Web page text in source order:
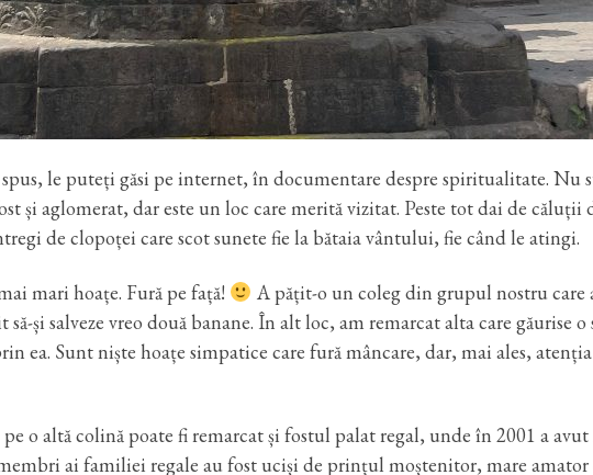
le puteți găsi pe internet, în documentare despre spiritualitate. Nu
și aglomerat, dar este un loc care merită vizitat. Peste tot dai de căluții
de clopoței care scot sunete fie la bătaia vântului, fie când le atingi.
mari hoațe. Fură pe față!
A pățit-o un coleg din grupul nostru care
și salveze vreo două banane. În alt loc, am remarcat alta care găurise o
ea. Sunt niște hoațe simpatice care fură mâncare, dar, mai ales, atenția
o altă colină poate fi remarcat și fostul palat regal, unde în 2001 a
ai familiei regale au fost uciși de prințul moștenitor, mare amator